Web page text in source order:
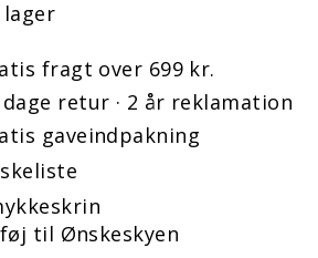
lager
fragt over 699 kr.
dage retur · 2 år reklamation
gaveindpakning
til Ønskeskyen